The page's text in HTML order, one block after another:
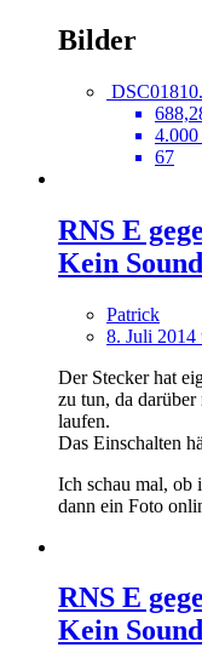
Bilder
67
RNS E
Kein
Patrick
8. Juli 2014
Der Stecker hat
zu tun, da
laufen.
Das Einschalten
Ich schau mal, ob
dann ein Foto
RNS E
Kein